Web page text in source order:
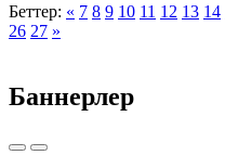
Беттер: « 7 8 9 10 11 12 13 14
26 27 »
Баннерлер